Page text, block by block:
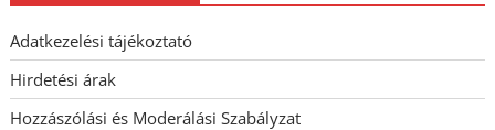
Adatkezelési tájékoztató
Hirdetési árak
Hozzászólási és Moderálási Szabályzat